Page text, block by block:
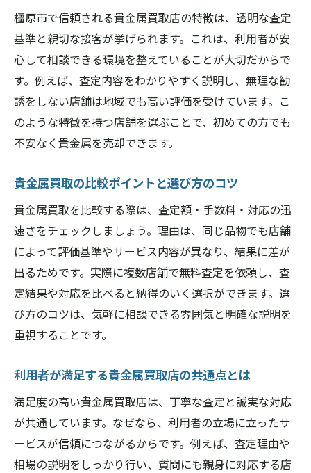
橿原市で信頼される貴金属買取店の特徴は、透明な査定
基準と親切な接客が挙げられます。これは、利用者が安
心して相談できる環境を整えていることが大切だからで
す。例えば、査定内容をわかりやすく説明し、無理な勧
誘をしない店舗は地域でも高い評価を受けています。こ
のような特徴を持つ店舗を選ぶことで、初めての方でも
不安なく貴金属を売却できます。
貴金属買取の比較ポイントと選び方のコツ
貴金属買取を比較する際は、査定額・手数料・対応の迅
速さをチェックしましょう。理由は、同じ品物でも店舗
によって評価基準やサービス内容が異なり、結果に差が
出るためです。実際に複数店舗で無料査定を依頼し、査
定結果や対応を比べると納得のいく選択ができます。選
び方のコツは、気軽に相談できる雰囲気と明確な説明を
重視することです。
利用者が満足する貴金属買取店の共通点とは
満足度の高い貴金属買取店は、丁寧な査定と誠実な対応
が共通しています。なぜなら、利用者の立場に立ったサ
ービスが信頼につながるからです。例えば、査定理由や
相場の説明をしっかり行い、質問にも親身に対応する店